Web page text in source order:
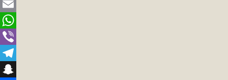
Twitter
Email
WhatsApp
Viber
Telegram